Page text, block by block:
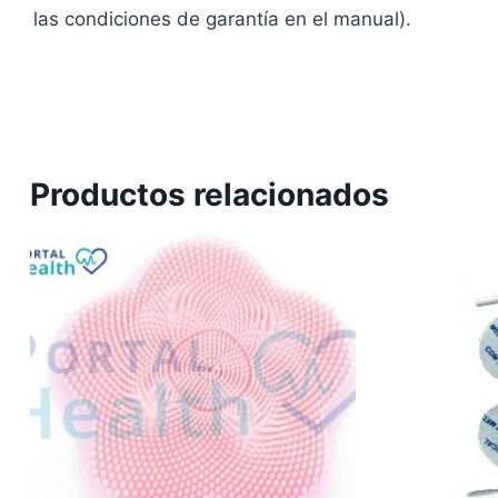
las condiciones de garantía en el manual).
Productos relacionados